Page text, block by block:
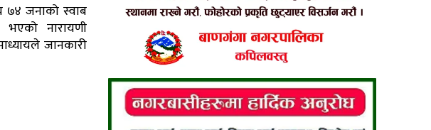
७४ जनाको स्वाब
भएको नारायणी
जानकारी